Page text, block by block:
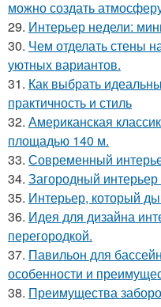
можно создать
29. Интерьер недели:
30. Чем отделать стены
уютных вариантов.
31. Как выбрать
практичность и стиль
32. Американская
площадью 140 м.
33. Современный
34. Загородный
35. Интерьер, который
36. Идея для дизайна
перегородкой.
37. Павильон для
особенности и
38. Преимущества